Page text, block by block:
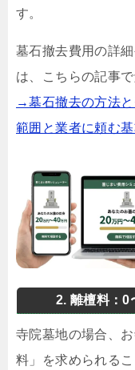
す。
墓石撤去費用の詳
は、こちらの記事
→墓石撤去の方法
範囲と業者に頼む
2. 離檀料：0
寺院墓地の場合、
料」を求められるこ